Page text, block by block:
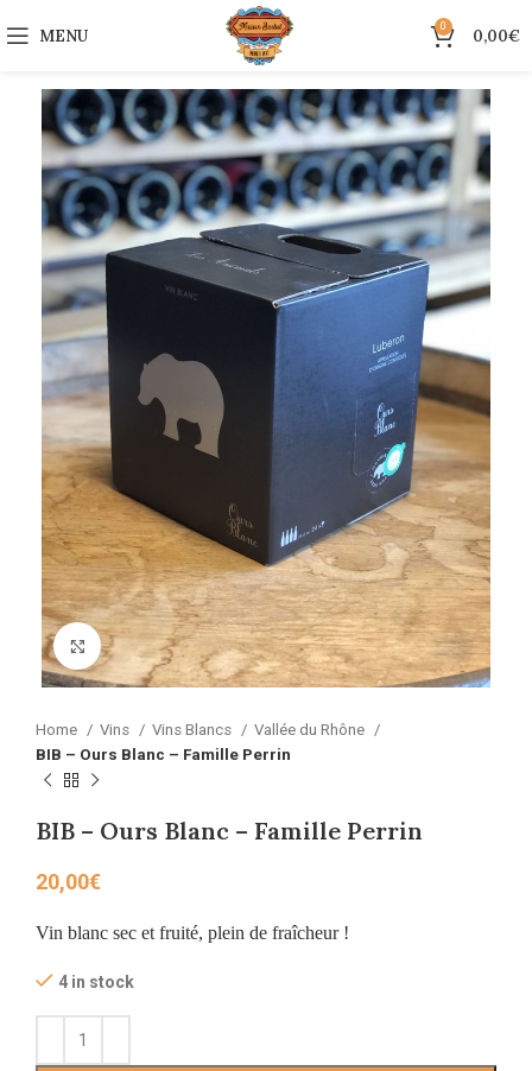
MENU 0 0,00€
Click to enlarge
Home Vins Vins Blancs
Vallée du Rhône
BIB – Ours Blanc – Famille Perrin
BIB – Ours Blanc – Famille Perrin
20,00€
Vin blanc sec et fruité, plein de fraîcheur !
4 in stock